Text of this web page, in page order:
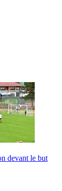
devant le but